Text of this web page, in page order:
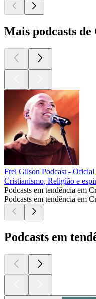
Mais podcasts
Frei Gilson Podcast - Oficial
Cristianismo, Religião e
Podcasts em tendência em
Podcasts em tendência em
Podcasts em